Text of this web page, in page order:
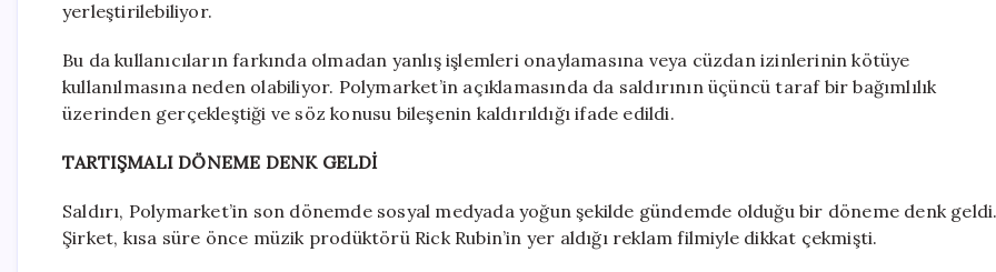
yerleştirilebiliyor.
Bu da kullanıcıların farkında olmadan yanlış işlemleri onaylamasına veya cüzdan izinlerinin kötüye
kullanılmasına neden olabiliyor. Polymarket’in açıklamasında da saldırının üçüncü taraf bir bağımlılık
üzerinden gerçekleştiği ve söz konusu bileşenin kaldırıldığı ifade edildi.
TARTIŞMALI DÖNEME DENK GELDİ
Saldırı, Polymarket’in son dönemde sosyal medyada yoğun şekilde gündemde olduğu bir döneme denk
Şirket, kısa süre önce müzik prodüktörü Rick Rubin’in yer aldığı reklam filmiyle dikkat çekmişti.